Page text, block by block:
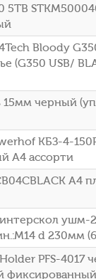
5TB
Bloody
(G350 USB/
черный
КБЗ-4-
A4 ассорти
A4
d 230мм
PFS-4017
фиксированный